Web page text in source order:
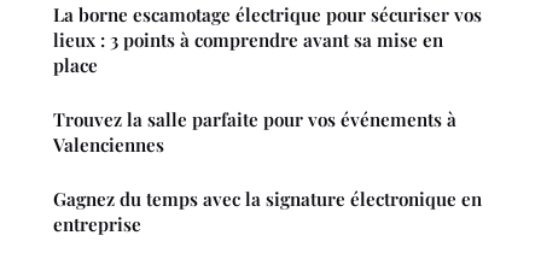
La borne escamotage électrique pour sécuriser vos
lieux : 3 points à comprendre avant sa mise en
place
Trouvez la salle parfaite pour vos événements à
Valenciennes
Gagnez du temps avec la signature électronique en
entreprise